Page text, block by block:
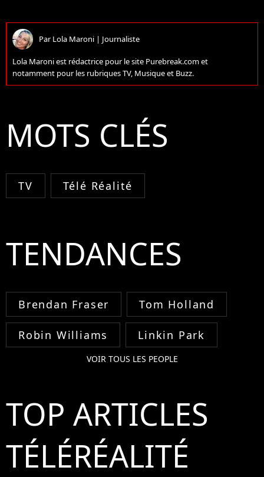
ParLola Maroni | Journaliste
Lola Maroni est rédactrice pour le site Purebreak.com et
notamment pour les rubriques TV, Musique et Buzz.
MOTS CLÉS
TV Télé Réalité
TENDANCES
Brendan Fraser Tom Holland
Robin Williams Linkin Park
VOIR TOUS LES PEOPLE
TOP ARTICLES
TÉLÉRÉALITÉ